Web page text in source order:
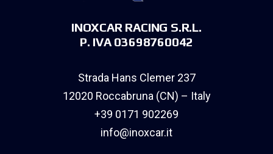
INOXCAR RACING S.R.L.
P. IVA 03698760042
Strada Hans Clemer 237
12020 Roccabruna (CN) – Italy
+39 0171 902269
info@inoxcar.it